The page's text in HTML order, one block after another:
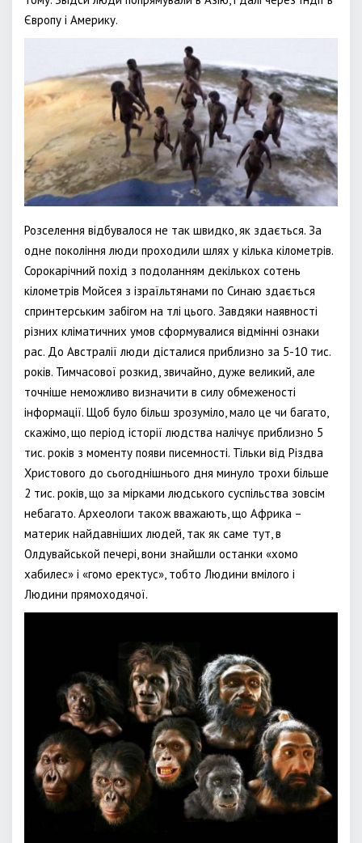
Європу і Америку.
Розселення відбувалося не так швидко, як здається. За
одне покоління люди проходили шлях у кілька кілометрів.
Сорокарічний похід з подоланням декількох сотень
кілометрів Мойсея з ізраїльтянами по Синаю здається
спринтерським забігом на тлі цього. Завдяки наявності
різних кліматичних умов сформувалися відмінні ознаки
рас. До Австралії люди дісталися приблизно за 5-10 тис.
років. Тимчасової розкид, звичайно, дуже великий, але
точніше неможливо визначити в силу обмеженості
інформації. Щоб було більш зрозуміло, мало це чи багато,
скажімо, що період історії людства налічує приблизно 5
тис. років з моменту появи писемності. Тільки від Різдва
Христового до сьогоднішнього дня минуло трохи більше
2 тис. років, що за мірками людського суспільства зовсім
небагато. Археологи також вважають, що Африка –
материк найдавніших людей, так як саме тут, в
Олдувайськой печері, вони знайшли останки «хомо
хабилес» і «гомо еректус», тобто Людини вмілого і
Людини прямоходячої.